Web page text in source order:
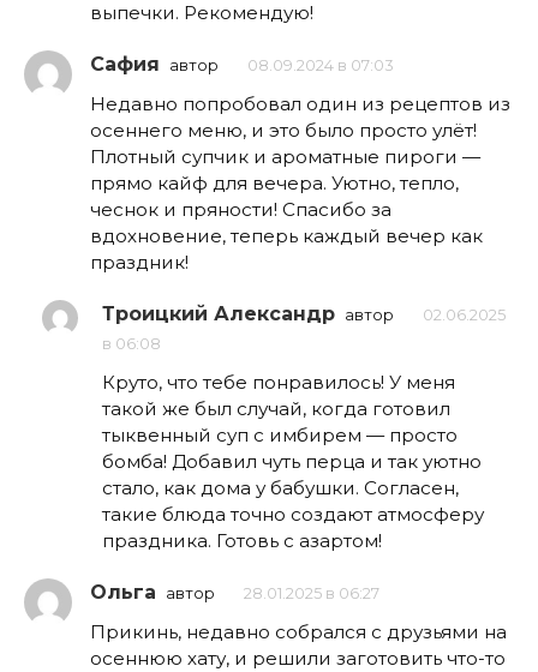
выпечки. Рекомендую!
Сафия автор 08.09.2024 в 07:03
Недавно попробовал один из рецептов из
осеннего меню, и это было просто улёт!
Плотный супчик и ароматные пироги —
прямо кайф для вечера. Уютно, тепло,
чеснок и пряности! Спасибо за
вдохновение, теперь каждый вечер как
праздник!
Троицкий Александр автор
02.06.2025
в 06:08
Круто, что тебе понравилось! У меня
такой же был случай, когда готовил
тыквенный суп с имбирем — просто
бомба! Добавил чуть перца и так уютно
стало, как дома у бабушки. Согласен,
такие блюда точно создают атмосферу
праздника. Готовь с азартом!
Ольга автор 28.01.2025 в 06:27
Прикинь, недавно собрался с друзьями на
осеннюю хату, и решили заготовить что-то